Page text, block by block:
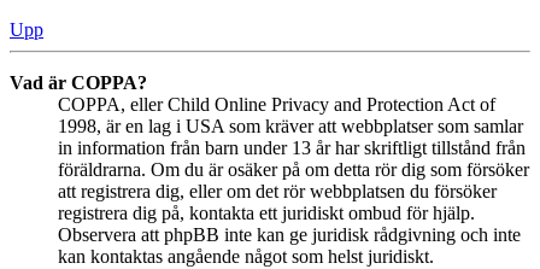
Upp
Vad är COPPA?
COPPA, eller Child Online Privacy and Protection Act of
1998, är en lag i USA som kräver att webbplatser som samlar
in information från barn under 13 år har skriftligt tillstånd från
föräldrarna. Om du är osäker på om detta rör dig som försöker
att registrera dig, eller om det rör webbplatsen du försöker
registrera dig på, kontakta ett juridiskt ombud för hjälp.
Observera att phpBB inte kan ge juridisk rådgivning och inte
kan kontaktas angående något som helst juridiskt.